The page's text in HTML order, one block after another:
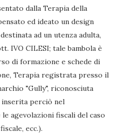
dalla Terapia della
ed ideato un design
ad un utenza adulta,
IVO CILESI; tale bambola è
di formazione e schede di
Terapia registrata presso il
"Gully", riconosciuta
inserita perciò nel
agevolazioni fiscali del caso
ecc.).